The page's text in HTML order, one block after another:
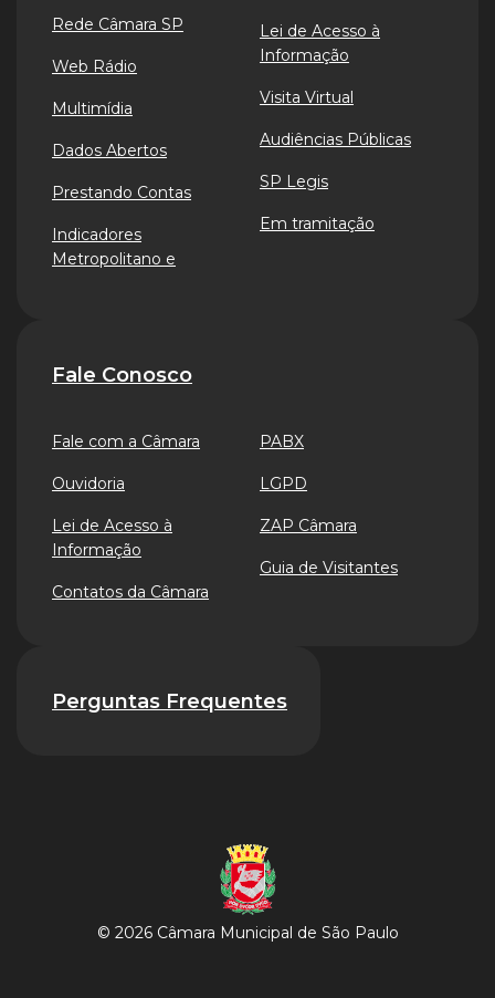
Rede Câmara SP
Web Rádio
Multimídia
Dados Abertos
Prestando Contas
Indicadores
Metropolitano e
Lei de Acesso à
Informação
Visita Virtual
Audiências Públicas
SP Legis
Em tramitação
Fale Conosco
Fale com a Câmara
Ouvidoria
Lei de Acesso à
Informação
Contatos da Câmara
PABX
LGPD
ZAP Câmara
Guia de Visitantes
Perguntas Frequentes
© 2026 Câmara Municipal de São Paulo